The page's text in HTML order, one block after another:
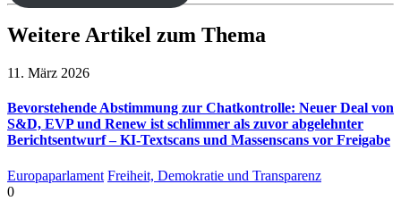
Weitere Artikel zum Thema
11. März 2026
Bevorstehende Abstimmung zur Chatkontrolle: Neuer Deal von
S&D, EVP und Renew ist schlimmer als zuvor abgelehnter
Berichtsentwurf – KI-Textscans und Massenscans vor Freigabe
Europaparlament Freiheit, Demokratie und Transparenz
0